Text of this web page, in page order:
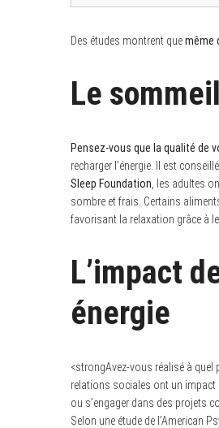
Des études montrent quemême
Le
Pensez-vous que la qualité de
recharger l’énergie. Il est
Sleep Foundation , les adultes
sombre et frais. Certains
favorisant la relaxation grâce à
L’impact
énergie
<strongAvez-vous réalisé à
relations sociales ont un impact
ou s’engager dans des projets
Selon une étude de l’American